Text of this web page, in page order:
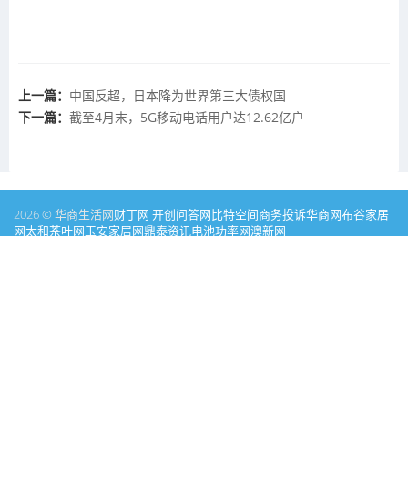
上一篇： 中国反超，日本降为世界第三大债权国
下一篇： 截至4月末，5G移动电话用户达12.62亿户
2026 © 华商生活网财丁网 开创问答网比特空间商务投诉华商网布谷家居
网太和茶叶网玉安家居网鼎泰资讯电池功率网澳新网